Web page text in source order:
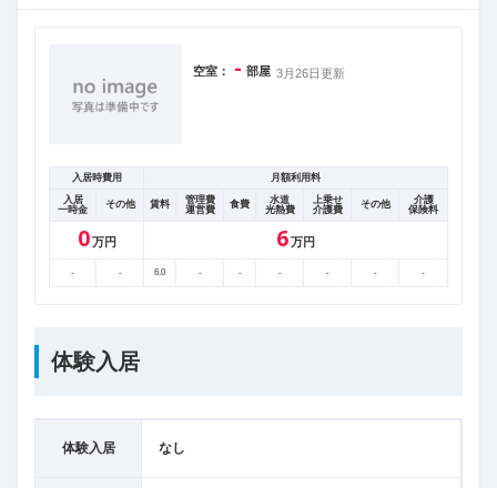
3月26日更新
空室： - 部屋
入居時費用
月額利用料
入居
一時金
その他 賃料
管理費
運営費
食費
水道
光熱費
上乗せ
介護費
その他
介護
保険料
0 万円 6万円
- - 6.0 - - - - - -
体験入居
体験入居 なし